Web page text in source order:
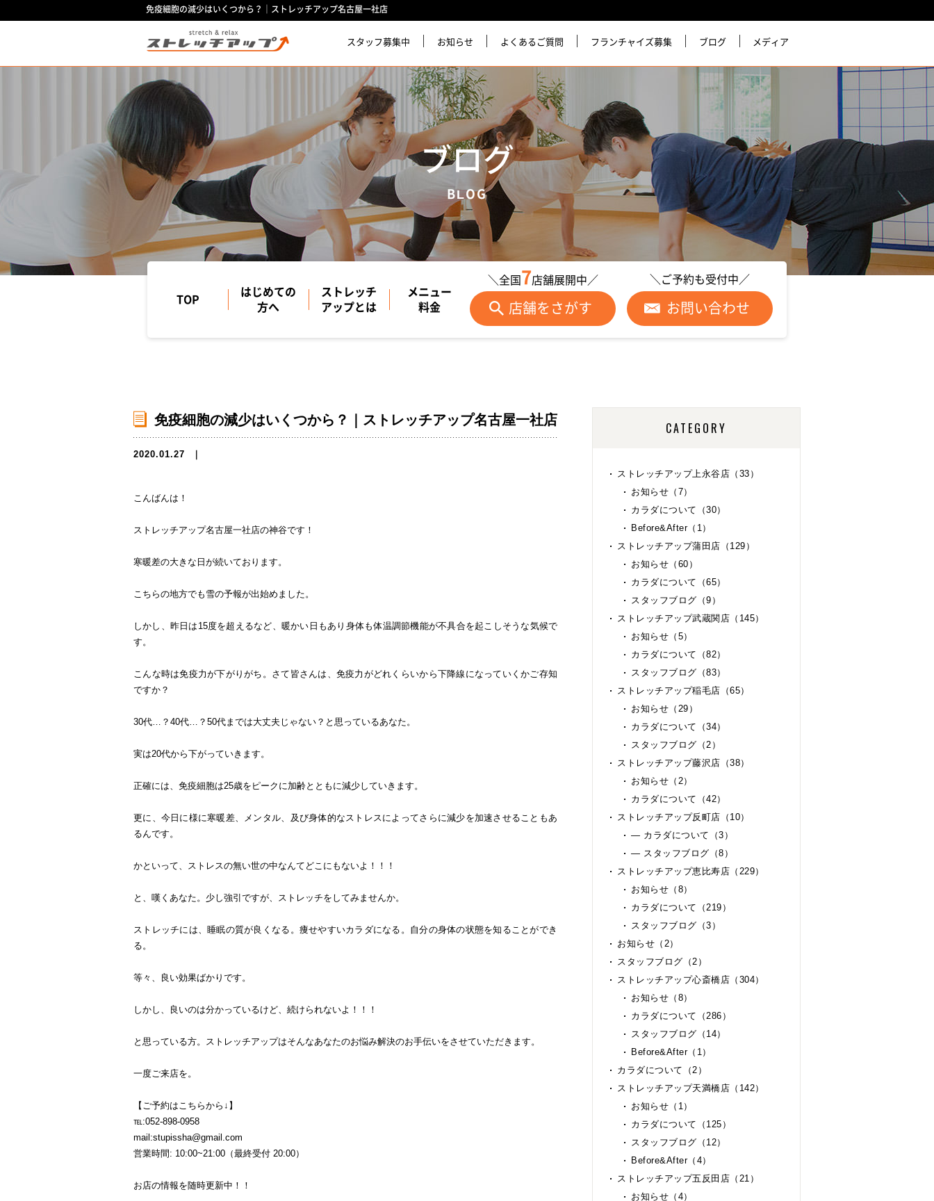
免疫細胞の減少はいくつから？｜ストレッチアップ名古屋一社店
スタッフ募集中 お知らせ よくあるご質問 フランチャイズ募集 ブログ メディア
ブログ
BLOG
TOP
はじめての
方へ
ストレッチ
アップとは
メニュー
料金
＼全国 7店舗展開中／
店舗をさがす
＼ご予約も受付中／
お問い合わせ
免疫細胞の減少はいくつから？｜ストレッチアップ名古屋一社店
2020.01.27
こんばんは！
ストレッチアップ名古屋一社店の神谷です！
寒暖差の大きな日が続いております。
こちらの地方でも雪の予報が出始めました。
しかし、昨日は15度を超えるなど、暖かい日もあり身体も体温調節機能が不具合を起こしそうな気候で
す。
こんな時は免疫力が下がりがち。さて皆さんは、免疫力がどれくらいから下降線になっていくかご存知
ですか？
30代…？40代…？50代までは大丈夫じゃない？と思っているあなた。
実は20代から下がっていきます。
正確には、免疫細胞は25歳をピークに加齢とともに減少していきます。
更に、今日に様に寒暖差、メンタル、及び身体的なストレスによってさらに減少を加速させることもあ
るんです。
かといって、ストレスの無い世の中なんてどこにもないよ！！！
と、嘆くあなた。少し強引ですが、ストレッチをしてみませんか。
ストレッチには、睡眠の質が良くなる。痩せやすいカラダになる。自分の身体の状態を知ることができ
る。
等々、良い効果ばかりです。
しかし、良いのは分かっているけど、続けられないよ！！！
と思っている方。ストレッチアップはそんなあなたのお悩み解決のお手伝いをさせていただきます。
一度ご来店を。
【ご予約はこちらから↓】
℡:052-898-0958
mail:stupissha@gmail.com
営業時間: 10:00~21:00（最終受付 20:00）
お店の情報を随時更新中！！
CATEGORY
ストレッチアップ上永谷店（33）
お知らせ（7）
カラダについて（30）
Before&After（1）
ストレッチアップ蒲田店（129）
お知らせ（60）
カラダについて（65）
スタッフブログ（9）
ストレッチアップ武蔵関店（145）
お知らせ（5）
カラダについて（82）
スタッフブログ（83）
ストレッチアップ稲毛店（65）
お知らせ（29）
カラダについて（34）
スタッフブログ（2）
ストレッチアップ藤沢店（38）
お知らせ（2）
カラダについて（42）
ストレッチアップ反町店（10）
— カラダについて（3）
— スタッフブログ（8）
ストレッチアップ恵比寿店（229）
お知らせ（8）
カラダについて（219）
スタッフブログ（3）
お知らせ（2）
スタッフブログ（2）
ストレッチアップ心斎橋店（304）
お知らせ（8）
カラダについて（286）
スタッフブログ（14）
Before&After（1）
カラダについて（2）
ストレッチアップ天満橋店（142）
お知らせ（1）
カラダについて（125）
スタッフブログ（12）
Before&After（4）
ストレッチアップ五反田店（21）
お知らせ（4）